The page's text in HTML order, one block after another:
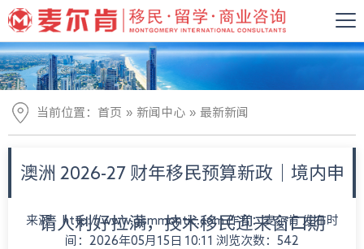
当前位置： 首页 » 新闻中心 » 最新新闻
澳洲 2026-27 财年移民预算新政｜境内申
请人利好拉满，技术移民迎来窗口期
来源：http://www.gsmmontic.com 作者：麦尔肯 发布时
间：2026年05月15日 10:11 浏览次数：542